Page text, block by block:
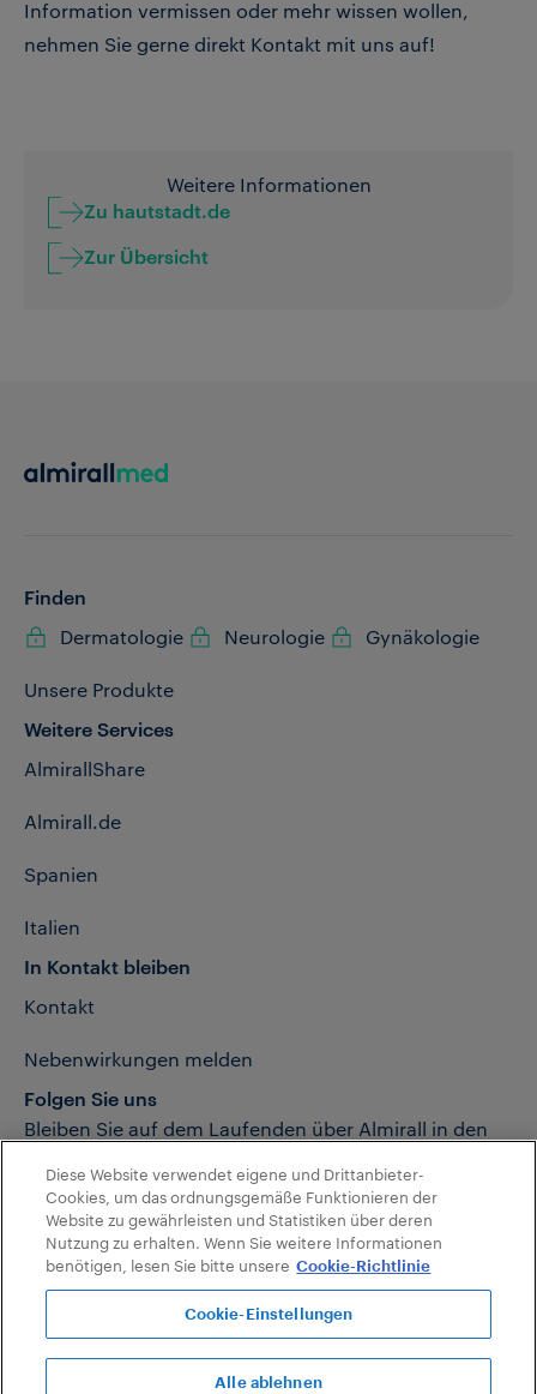
Information vermissen oder mehr wissen wollen,
nehmen Sie gerne direkt Kontakt mit uns auf!
Weitere Informationen
Zu hautstadt.de
Zur Übersicht
Finden
Dermatologie
Neurologie Gynäkologie
Unsere Produkte
Weitere Services
AlmirallShare
Almirall.de
Spanien
Italien
In Kontakt bleiben
Kontakt
Nebenwirkungen melden
Folgen Sie uns
Bleiben Sie auf dem Laufenden über Almirall in den
2026
rall
Datenschutzerklärung Nutzungsbedingungen
Cookies
Impressum
Barrierefreiheitsrichtlinie der Almirall-Website
Globale Datenschutzerklärung HCP
Pflichttexte Derma
Pflichttexte Neuro
Diese Website verwendet eigene und Drittanbieter-
Cookies, um das ordnungsgemäße Funktionieren der
Website zu gewährleisten und Statistiken über deren
Nutzung zu erhalten. Wenn Sie weitere Informationen
benötigen, lesen Sie bitte unsere Cookie-Richtlinie
Cookie-Einstellungen
Alle ablehnen